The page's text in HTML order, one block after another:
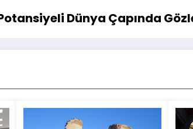
Dünya Çapında